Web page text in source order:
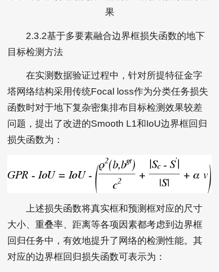
果
2.3.2基于多要素融合边界框损失函数的地下
目标检测方法
在实测数据验证过程中，针对所提特征金字
塔网络结构采用传统Focal loss作为分类任务损失
函数时对于地下复杂密集排布目标检测效果较差
问题，提出了改进的Smooth L1和IoU边界框回归
损失函数为：
上述损失函数将真实框和预测框对应的尺寸
大小、重叠率、距离等各项因素都考虑到边界框
回归任务中，有效地提升了网络的检测性能。其
对应的边界框回归损失函数可表示为：